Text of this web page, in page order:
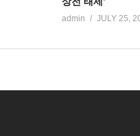
admin JULY 25,